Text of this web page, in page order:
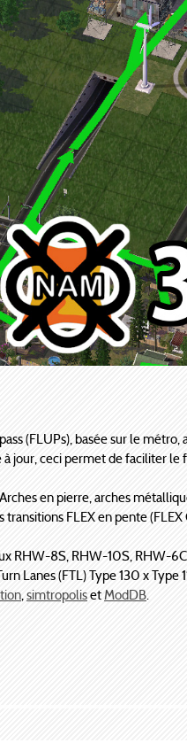
(FLUPs), basée sur le métro,
jour, ceci permet de faciliter le
en pierre, arches
FLEX en pente
RHW-8S, RHW-10S, RHW-
Lanes (FTL) Type 130 x Type
,simtropolisetModDB.